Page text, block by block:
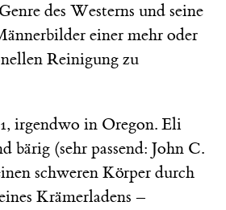
des Westerns und seine
einer mehr oder
Reinigung zu
irgendwo in Oregon. Eli
bärig (sehr passend: John C.
schweren Körper durch
Krämerladens –